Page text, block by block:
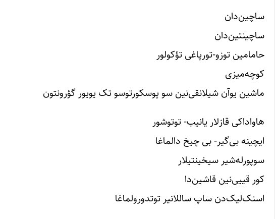
ساچین‌دان
ساچینتین‌دان
حامامین توزو-تورپاغی تؤکولور
کوچه‌میزی
ماشین ‌یوآن شیلانقی‌‌نین سو پوسکورتوسو تک یویور گؤرونتون
هاواداکی قازلار یانیب- توتوشور
ایچینه بی‌گیر- بی‌ چیخ دالماغا
سوپورله‌شیر سیخینتیلار
کور قییی‌نین قاشین‌دا
اسنک‌لیک‌دن ساپ ساللانیر توتدورولماغا